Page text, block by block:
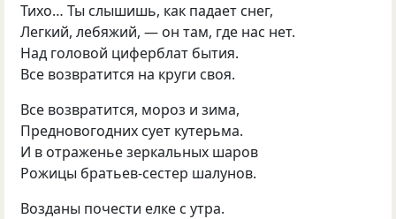
Тихо… Ты слышишь, как падает снег,
Легкий, лебяжий, — он там, где нас нет.
Над головой циферблат бытия.
Все возвратится на круги своя.
Все возвратится, мороз и зима,
Предновогодних сует кутерьма.
И в отраженье зеркальных шаров
Рожицы братьев-сестер шалунов.
Возданы почести елке с утра.